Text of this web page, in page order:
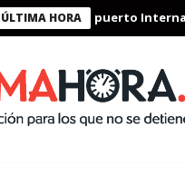
HORA
Aeropuerto